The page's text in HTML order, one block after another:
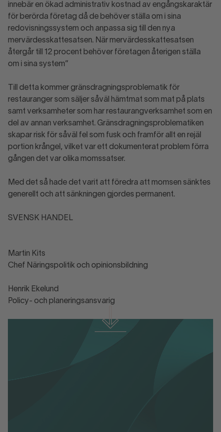
innebär en ökad administrativ kostnad av engångskaraktär
för berörda företag då de behöver ställa om i sina
redovisningssystem och anpassa sig till den nya
mervärdesskattesatsen. När mervärdesskattesatsen
återgår till 12 procent behöver företagen återigen ställa
om i sina system”
Till detta kommer gränsdragningsproblematik för
restauranger som säljer såväl hämtmat som mat på plats
samt verksamheter som har restaurangverksamhet som en
del av annan verksamhet. Gränsdragningsproblematiken
skapar risk för såväl fel som fusk och framför allt en rejäl
portion krångel, vilket var ett dokumenterat problem förra
gången det var olika momssatser.
Med det så hade det varit att föredra att momsen sänktes
generellt och att sänkningen gjordes permanent.
SVENSK HANDEL
Martin Kits
Chef Näringspolitik och opinionsbildning
Henrik Ekelund
Policy- och planeringsansvarig